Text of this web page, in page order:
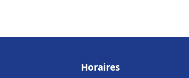
Horaires